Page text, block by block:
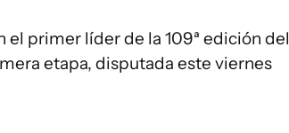
el primer líder de la 109ª edición del
etapa, disputada este viernes